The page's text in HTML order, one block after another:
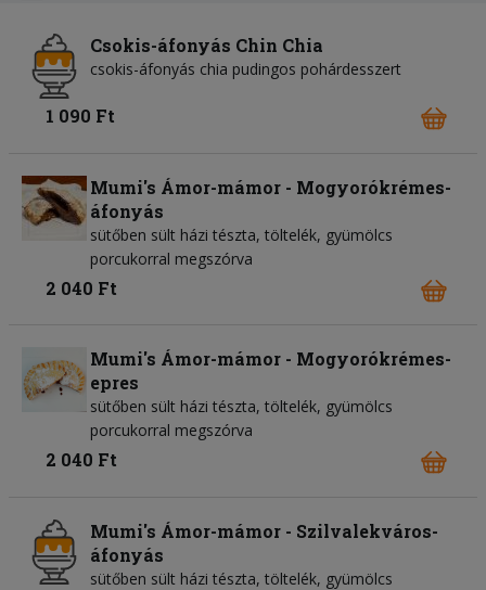
Csokis-áfonyás Chin Chia
csokis-áfonyás chia pudingos pohárdesszert
1 090 Ft
Mumi's Ámor-mámor - Mogyorókrémes-
áfonyás
sütőben sült házi tészta, töltelék, gyümölcs
porcukorral megszórva
2 040 Ft
Mumi's Ámor-mámor - Mogyorókrémes-
epres
sütőben sült házi tészta, töltelék, gyümölcs
porcukorral megszórva
2 040 Ft
Mumi's Ámor-mámor - Szilvalekváros-
áfonyás
sütőben sült házi tészta, töltelék, gyümölcs